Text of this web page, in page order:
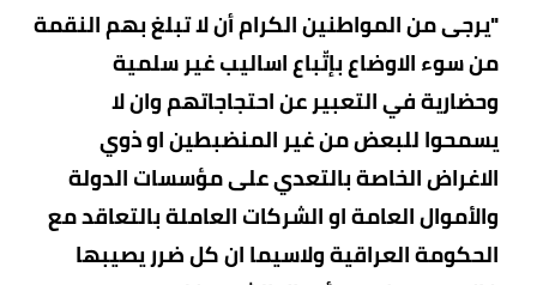
"يرجى من المواطنين الكرام أن لا تبلغ بهم النقمة
من سوء الاوضاع بإتّباع اساليب غير سلمية
وحضارية في التعبير عن احتجاجاتهم وان لا
يسمحوا للبعض من غير المنضبطين او ذوي
الاغراض الخاصة بالتعدي على مؤسسات الدولة
والأموال العامة او الشركات العاملة بالتعاقد مع
الحكومة العراقية ولاسيما ان كل ضرر يصيبها